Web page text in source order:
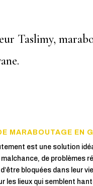
Taslimy,
MARABOUTAGE EN
est une solution
de problèmes
d’être bloquées dans leur
les lieux qui semblent